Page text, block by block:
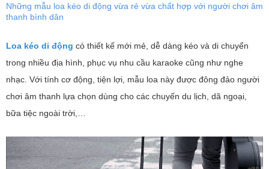
Những mẫu loa kéo di động vừa rẻ vừa chất hợp với người chơi âm
thanh bình dân
Loa kéo di động có thiết kế mới mẻ, dễ dàng kéo và di chuyển
trong nhiều địa hình, phục vụ nhu cầu karaoke cũng như nghe
nhạc. Với tính cơ động, tiện lợi, mẫu loa này được đông đảo người
chơi âm thanh lựa chọn dùng cho các chuyến du lịch, dã ngoại,
bữa tiệc ngoài trời,…